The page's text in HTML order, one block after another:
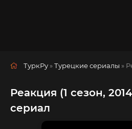
ТуркРу »Турецкие сериалы »
Реакция (1 сезон,
сериал